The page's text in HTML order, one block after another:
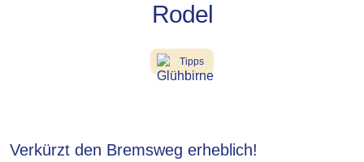
Rodel
Tipps
Verkürzt den Bremsweg erheblich!